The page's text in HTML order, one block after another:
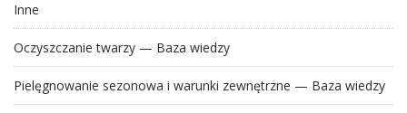
Inne
Oczyszczanie twarzy — Baza wiedzy
Pielęgnowanie sezonowa i warunki zewnętrzne — Baza wiedzy